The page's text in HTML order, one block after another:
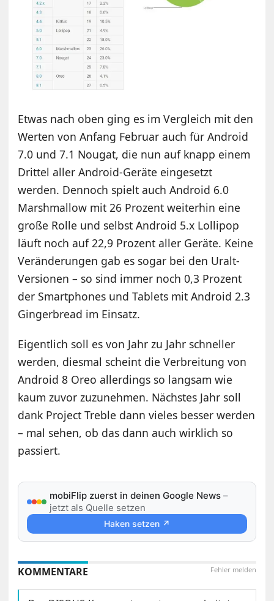
Etwas nach oben ging es im Vergleich mit den
Werten von Anfang Februar auch für Android
7.0 und 7.1 Nougat, die nun auf knapp einem
Drittel aller Android-Geräte eingesetzt
werden. Dennoch spielt auch Android 6.0
Marshmallow mit 26 Prozent weiterhin eine
große Rolle und selbst Android 5.x Lollipop
läuft noch auf 22,9 Prozent aller Geräte. Keine
Veränderungen gab es sogar bei den Uralt-
Versionen – so sind immer noch 0,3 Prozent
der Smartphones und Tablets mit Android 2.3
Gingerbread im Einsatz.
Eigentlich soll es von Jahr zu Jahr schneller
werden, diesmal scheint die Verbreitung von
Android 8 Oreo allerdings so langsam wie
kaum zuvor zuzunehmen. Nächstes Jahr soll
dank Project Treble dann vieles besser werden
– mal sehen, ob das dann auch wirklich so
passiert.
mobiFlip zuerst in deinen Google News –
jetzt als Quelle setzen
Haken setzen ↗
Fehler melden
KOMMENTARE